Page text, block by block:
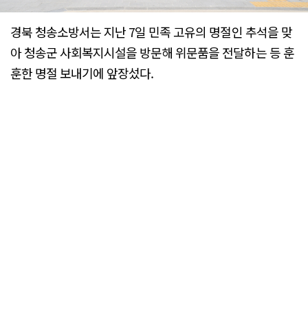
경북 청송소방서는 지난 7일 민족 고유의 명절인 추석을 맞
아 청송군 사회복지시설을 방문해 위문품을 전달하는 등 훈
훈한 명절 보내기에 앞장섰다.